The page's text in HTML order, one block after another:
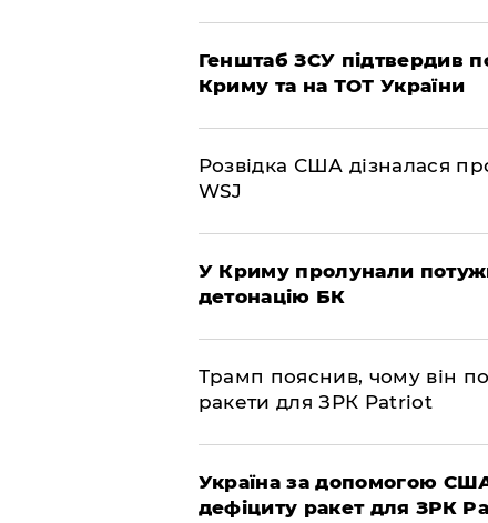
Генштаб ЗСУ підтвердив
Криму та на ТОТ України
Розвідка США дізналася
WSJ
У Криму пролунали
детонацію БК
Трамп пояснив, чому він
ракети для ЗРК Patriot
Україна за допомогою
дефіциту ракет для ЗРК